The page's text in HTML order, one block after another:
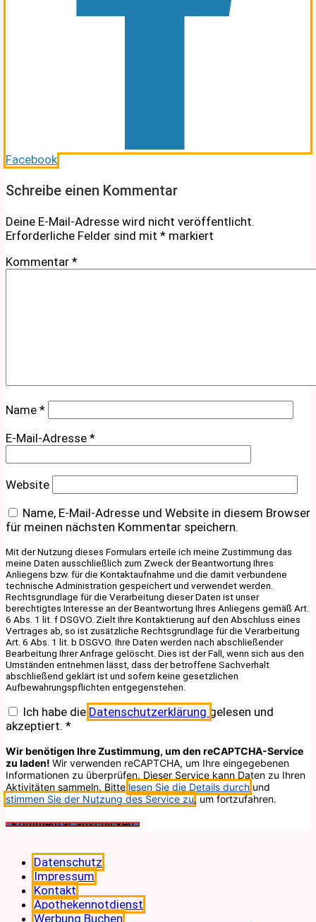
Facebook
Schreibe einen Kommentar
Deine E-Mail-Adresse wird nicht veröffentlicht.
Erforderliche Felder sind mit * markiert
Kommentar *
Name *
E-Mail-Adresse *
Website
Name, E-Mail-Adresse und Website in diesem Browser
für meinen nächsten Kommentar speichern.
Mit der Nutzung dieses Formulars erteile ich meine Zustimmung das
meine Daten ausschließlich zum Zweck der Beantwortung Ihres
Anliegens bzw. für die Kontaktaufnahme und die damit verbundene
technische Administration gespeichert und verwendet werden.
Rechtsgrundlage für die Verarbeitung dieser Daten ist unser
berechtigtes Interesse an der Beantwortung Ihres Anliegens gemäß Art.
6 Abs. 1 lit. f DSGVO. Zielt Ihre Kontaktierung auf den Abschluss eines
Vertrages ab, so ist zusätzliche Rechtsgrundlage für die Verarbeitung
Art. 6 Abs. 1 lit. b DSGVO. Ihre Daten werden nach abschließender
Bearbeitung Ihrer Anfrage gelöscht. Dies ist der Fall, wenn sich aus den
Umständen entnehmen lässt, dass der betroffene Sachverhalt
abschließend geklärt ist und sofern keine gesetzlichen
Aufbewahrungspflichten entgegenstehen.
Ich habe die Datenschutzerklärung gelesen und
akzeptiert. *
Wir benötigen Ihre Zustimmung, um den reCAPTCHA-Service
zu laden! Wir verwenden reCAPTCHA, um Ihre eingegebenen
Informationen zu überprüfen. Dieser Service kann Daten zu Ihren
Aktivitäten sammeln. Bitte lesen Sie die Details durch und
stimmen Sie der Nutzung des Service zu, um fortzufahren.
Datenschutz
Impressum
Kontakt
Apothekennotdienst
Werbung Buchen